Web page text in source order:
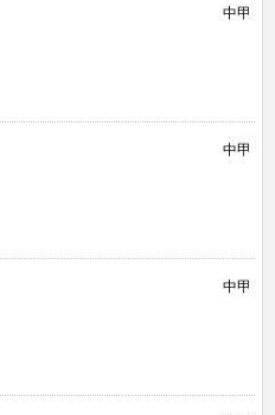
中甲
中甲
中甲